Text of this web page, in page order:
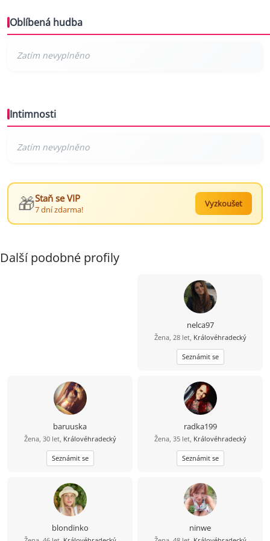
Oblíbená hudba
Intimnosti
🎁Staň se VIP
7 dní zdarma!
Vyzkoušet
Další podobné profily
nelca97
Žena, 28 let, Královéhradecký
Seznámit se
baruuska
Žena, 30 let, Královéhradecký
Seznámit se
radka199
Žena, 35 let, Královéhradecký
Seznámit se
blondinko ninwe